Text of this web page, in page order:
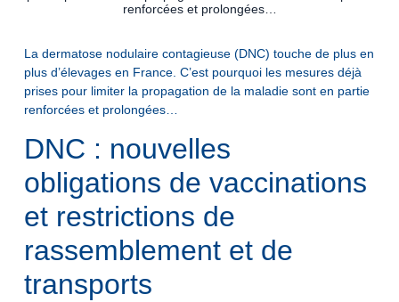
renforcées et prolongées…
La dermatose nodulaire contagieuse (DNC) touche de plus en
plus d’élevages en France. C’est pourquoi les mesures déjà
prises pour limiter la propagation de la maladie sont en partie
renforcées et prolongées…
DNC : nouvelles
obligations de vaccinations
et restrictions de
rassemblement et de
transports